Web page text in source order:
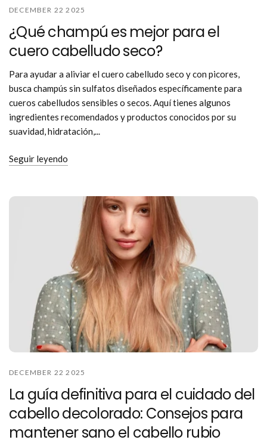
DECEMBER 22 2025
¿Qué champú es mejor para el
cuero cabelludo seco?
Para ayudar a aliviar el cuero cabelludo seco y con picores,
busca champús sin sulfatos diseñados específicamente para
cueros cabelludos sensibles o secos. Aquí tienes algunos
ingredientes recomendados y productos conocidos por su
suavidad, hidratación,...
Seguir leyendo
DECEMBER 22 2025
La guía definitiva para el cuidado del
cabello decolorado: Consejos para
mantener sano el cabello rubio